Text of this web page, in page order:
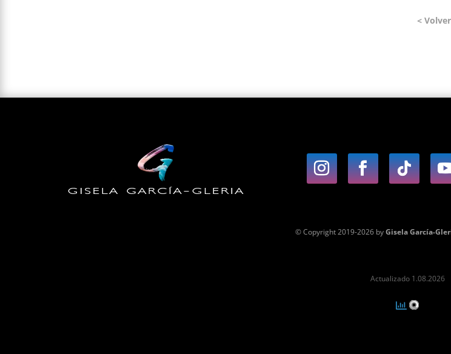
<
© Copyright 2019-2026 byGisela García-
Actualizado 1.08.2026